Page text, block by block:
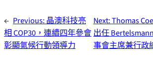
← Previous: 晶澳科技亮
相 COP30，連續四年參會
彰顯氣候行動領導力
Next:Thomas
出任
事會主席兼行政